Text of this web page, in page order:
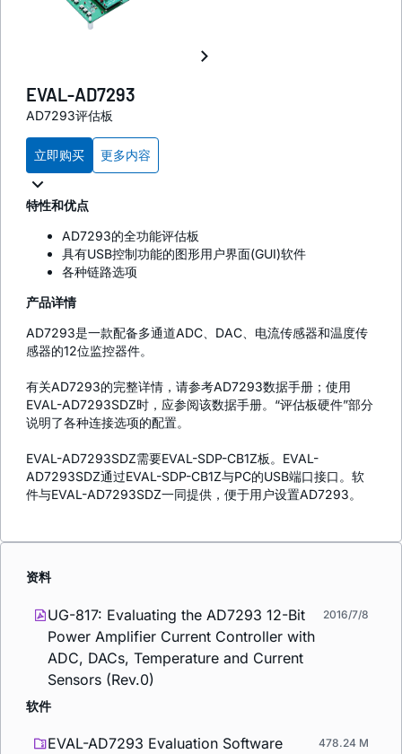
EVAL-AD7293
AD7293评估板
立即购买 更多内容
特性和优点
AD7293的全功能评估板
具有USB控制功能的图形用户界面(GUI)软件
各种链路选项
产品详情
AD7293是一款配备多通道ADC、DAC、电流传感器和温度传
感器的12位监控器件。
有关AD7293的完整详情，请参考AD7293数据手册；使用
EVAL-AD7293SDZ时，应参阅该数据手册。“评估板硬件”部分
说明了各种连接选项的配置。
EVAL-AD7293SDZ需要EVAL-SDP-CB1Z板。EVAL-
AD7293SDZ通过EVAL-SDP-CB1Z与PC的USB端口接口。软
件与EVAL-AD7293SDZ一同提供，便于用户设置AD7293。
资料
UG-817: Evaluating the AD7293 12-Bit
Power Amplifier Current Controller with
ADC, DACs, Temperature and Current
Sensors (Rev.0)
2016/7/8
软件
EVAL-AD7293 Evaluation Software 478.24 M